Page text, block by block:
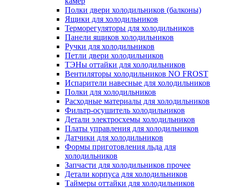
Полки двери холодильников (балконы)
Ящики для холодильников
Терморегуляторы для холодильников
Панели ящиков холодильников
Ручки для холодильников
Петли двери холодильников
ТЭНы оттайки для холодильников
Вентиляторы холодильников NO FROST
Испарители навесные для холодильников
Полки для холодильников
Расходные материалы для холодильников
Фильтр-осушитель холодильников
Детали электросхемы холодильников
Платы управления для холодильников
Датчики для холодильников
Формы приготовления льда для
холодильников
Запчасти для холодильников прочее
Детали корпуса для холодильников
Таймеры оттайки для холодильников